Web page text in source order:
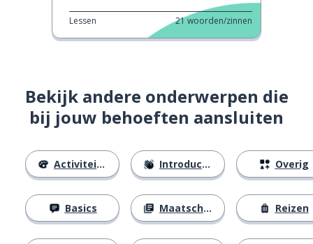
Lessen 21woorden/zinnen
Bekijk andere onderwerpen die
bij jouw behoeften aansluiten
Activiteiten
Basics
Introducties
Maatschappij
Overig
Reizen